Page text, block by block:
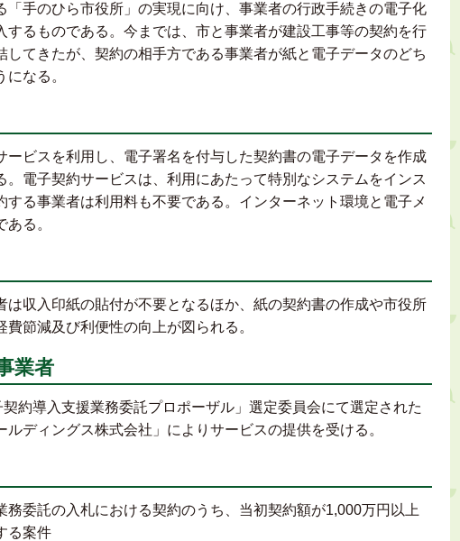
「手のひら市役所」の実現に向け、事業者の行政手続きの電子化
するものである。今までは、市と事業者が建設工事等の契約を行
してきたが、契約の相手方である事業者が紙と電子データのどち
なる。
ービスを利用し、電子署名を付与した契約書の電子データを作成
。電子契約サービスは、利用にあたって特別なシステムをインス
する事業者は利用料も不要である。インターネット環境と電子メ
る。
は収入印紙の貼付が不要となるほか、紙の契約書の作成や市役所
節減及び利便性の向上が図られる。
業者
約導入支援業務委託プロポーザル」選定委員会にて選定された
ルディングス株式会社」によりサービスの提供を受ける。
委託の入札における契約のうち、当初契約額が1,000万円以上
る案件